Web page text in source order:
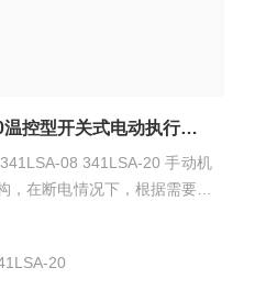
341LSA-08、341LSA-20温控型开关式电动执行机构
08 341LSA-20 手动机
在断电情况下，根据需要可
20